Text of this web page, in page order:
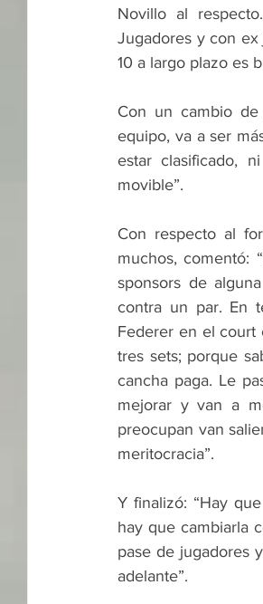
Novillo al
Jugadores y con
10 a largo plazo es
Con un cambio
equipo, va a ser
estar clasificado,
movible”.
Con respecto al
muchos, comentó:
sponsors de
contra un par. En
Federer en el court
tres sets; porque
cancha paga. Le
mejorar y van a
preocupan van
meritocracia”.
Y finalizó: “Hay
hay que cambiarla
pase de jugadores
adelante”.